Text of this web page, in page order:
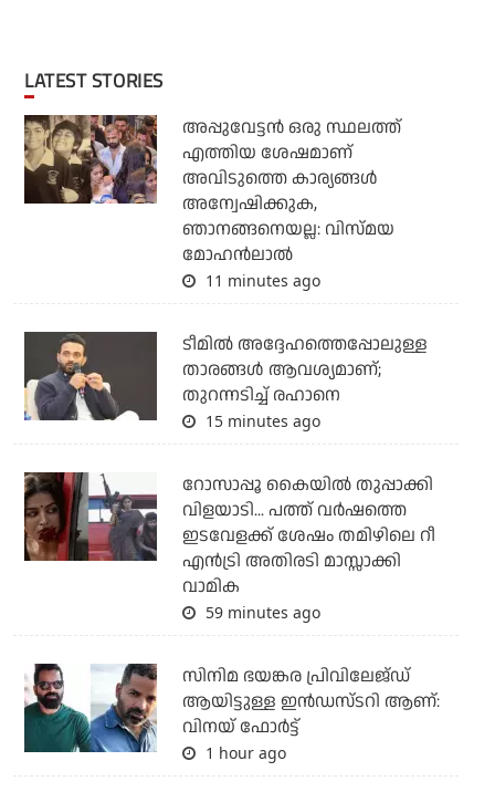
LATEST STORIES
അപ്പുവേട്ടന്‍ ഒരു സ്ഥലത്ത്
എത്തിയ ശേഷമാണ്
അവിടുത്തെ കാര്യങ്ങള്‍
അന്വേഷിക്കുക,
ഞാനങ്ങനെയല്ല: വിസ്മയ
മോഹന്‍ലാല്‍
11 minutes ago
ടീമില്‍ അദ്ദേഹത്തെപ്പോലുള്ള
താരങ്ങള്‍ ആവശ്യമാണ്;
തുറന്നടിച്ച് രഹാനെ
15 minutes ago
റോസാപ്പൂ കൈയില്‍ തുപ്പാക്കി
വിളയാടി... പത്ത് വര്‍ഷത്തെ
ഇടവേളക്ക് ശേഷം തമിഴിലെ റീ
എന്‍ട്രി അതിരടി മാസ്സാക്കി
വാമിക
59 minutes ago
സിനിമ ഭയങ്കര പ്രിവിലേജ്ഡ്
ആയിട്ടുള്ള ഇൻഡസ്ടറി ആണ്:
വിനയ് ഫോർട്ട്
1 hour ago